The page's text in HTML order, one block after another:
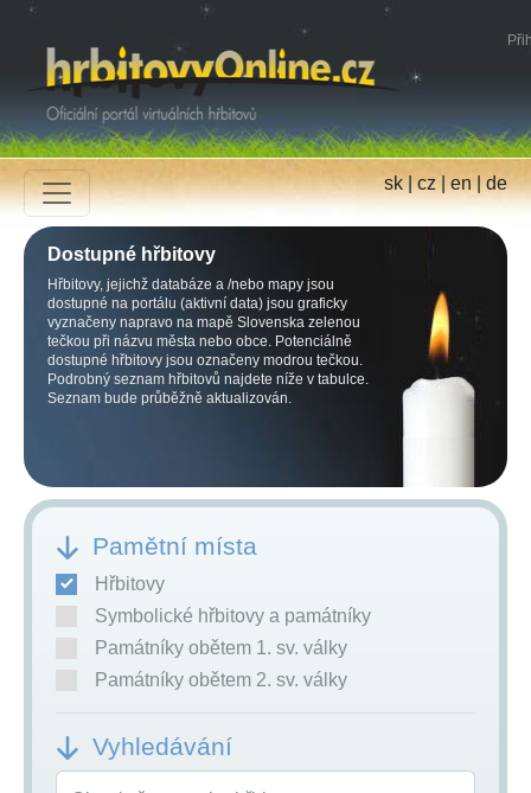
sk|cz|en|de
Dostupné hřbitovy
Hřbitovy, jejichž databáze a /nebo mapy jsou
dostupné na portálu (aktivní data) jsou graficky
vyznačeny napravo na mapě Slovenska zelenou
tečkou při názvu města nebo obce. Potenciálně
dostupné hřbitovy jsou označeny modrou tečkou.
Podrobný seznam hřbitovů najdete níže v tabulce.
Seznam bude průběžně aktualizován.
Pamětní místa
Hřbitovy
Symbolické hřbitovy a památníky
Památníky obětem 1. sv. války
Památníky obětem 2. sv. války
Vyhledávání